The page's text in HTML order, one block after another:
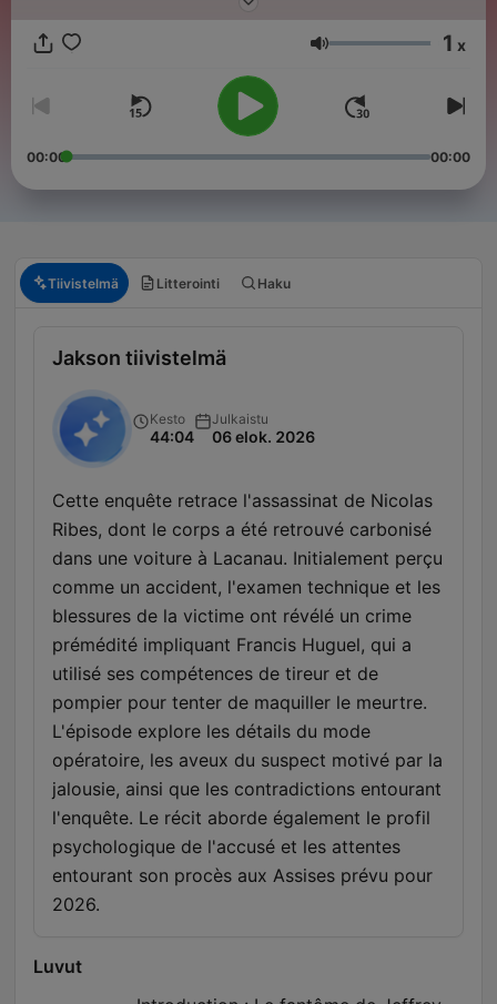
Äänenvoimakkuus
1 x
00:00 00:00
Tiivistelmä Litterointi Haku
Jakson tiivistelmä
Kesto
44:04
Julkaistu
06 elok. 2026
Cette enquête retrace l'assassinat de Nicolas
Ribes, dont le corps a été retrouvé carbonisé
dans une voiture à Lacanau. Initialement perçu
comme un accident, l'examen technique et les
blessures de la victime ont révélé un crime
prémédité impliquant Francis Huguel, qui a
utilisé ses compétences de tireur et de
pompier pour tenter de maquiller le meurtre.
L'épisode explore les détails du mode
opératoire, les aveux du suspect motivé par la
jalousie, ainsi que les contradictions entourant
l'enquête. Le récit aborde également le profil
psychologique de l'accusé et les attentes
entourant son procès aux Assises prévu pour
2026.
Luvut